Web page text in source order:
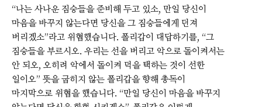
“나는 사나운 짐승들을 준비해 두고 있소, 만일 당신이
마음을 바꾸지 않는다면 당신을 그 짐승들에게 던져
버리겠소”라고 위협했습니다. 폴리갑이 대답하기를, “그
짐승들을 부르시오. 우리는 선을 버리고 악으로 돌이켜서는
안 되오, 오히려 악에서 돌이켜 덕을 택하는 것이 선한
일이오” 뜻을 굽히지 않는 폴리갑을 향해 총독이
마지막으로 위협을 했습니다. “만일 당신이 마음을 바꾸지